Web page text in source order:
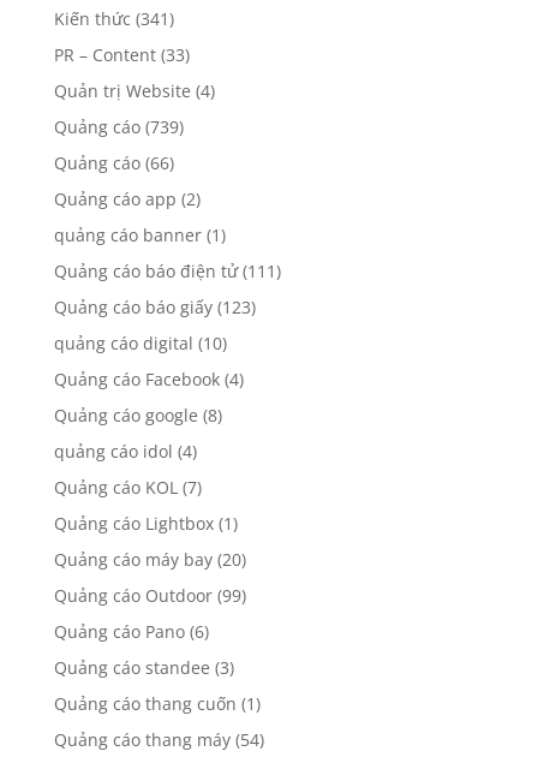
Kiến thức (341)
PR – Content(33)
Quản trị Website (4)
Quảng cáo(739)
Quảng cáo(66)
Quảng cáo app (2)
quảng cáo banner(1)
Quảng cáo báo điện tử(111)
Quảng cáo báo giấy(123)
quảng cáo digital (10)
Quảng cáo Facebook(4)
Quảng cáo google (8)
quảng cáo idol (4)
Quảng cáo KOL(7)
Quảng cáo Lightbox(1)
Quảng cáo máy bay(20)
Quảng cáo Outdoor(99)
Quảng cáo Pano(6)
Quảng cáo standee (3)
Quảng cáo thang cuốn (1)
Quảng cáo thang máy(54)